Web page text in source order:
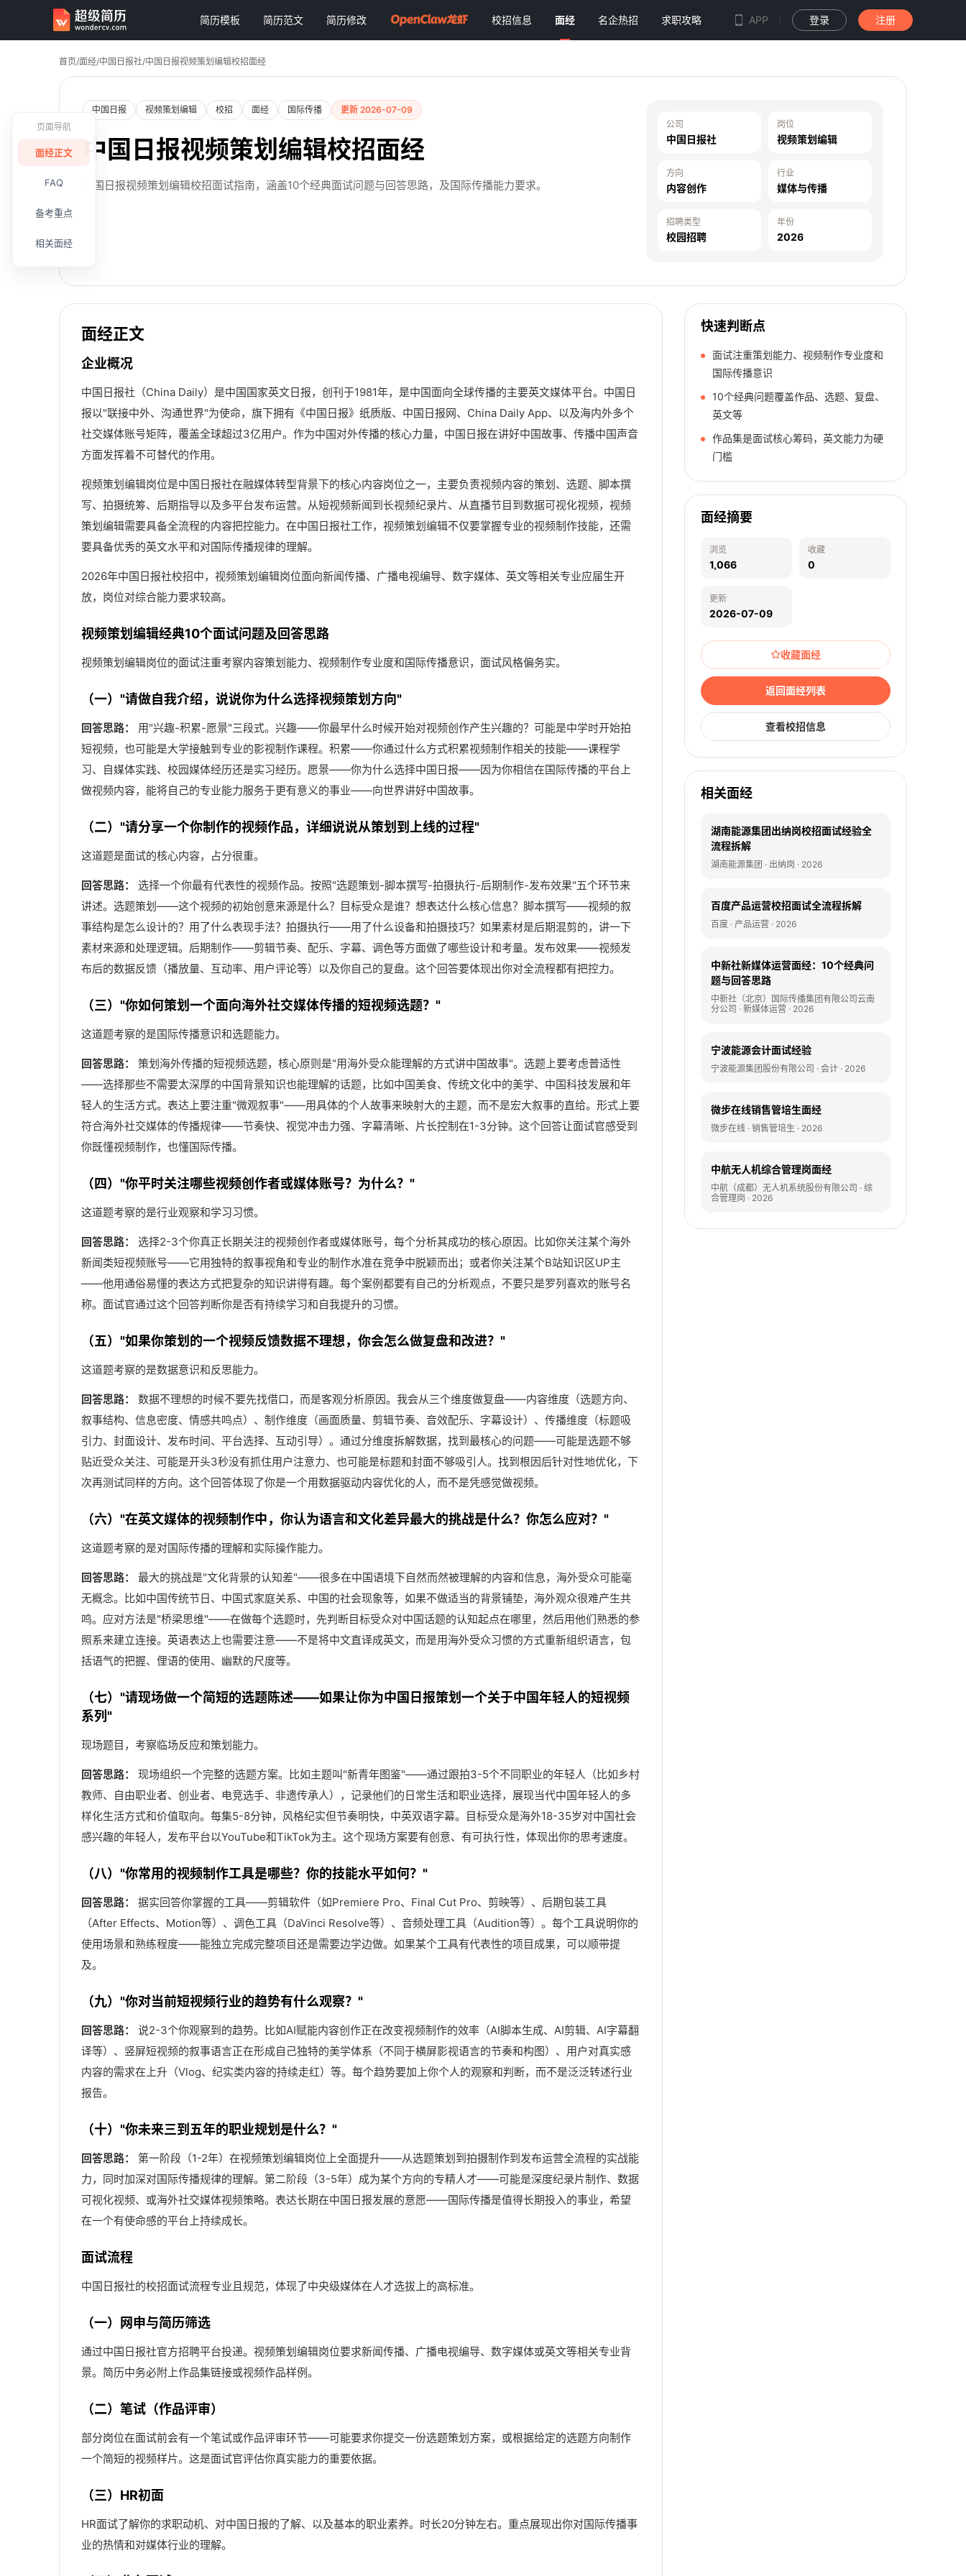
简历模板 简历范文 简历修改 校招信息 面经 名企热招 求职攻略 APP 登录 注册
页面导航
面经正文
FAQ
备考重点
相关面经
首页/面经/中国日报社/中国日报视频策划编辑校招面经
中国日报 视频策划编辑 校招 面经 国际传播 更新 2026-07-09
中国日报视频策划编辑校招面经
中国日报视频策划编辑校招面试指南，涵盖10个经典面试问题与回答思路，及国际传播能力要求。
公司
中国日报社
岗位
视频策划编辑
方向
内容创作
行业
媒体与传播
招聘类型
校园招聘
年份
2026
面经正文
企业概况
中国日报社（China Daily）是中国国家英文日报，创刊于1981年，是中国面向全球传播的主要英文媒体平台。中国日
报以"联接中外、沟通世界"为使命，旗下拥有《中国日报》纸质版、中国日报网、China Daily App、以及海内外多个
社交媒体账号矩阵，覆盖全球超过3亿用户。作为中国对外传播的核心力量，中国日报在讲好中国故事、传播中国声音
方面发挥着不可替代的作用。
视频策划编辑岗位是中国日报社在融媒体转型背景下的核心内容岗位之一，主要负责视频内容的策划、选题、脚本撰
写、拍摄统筹、后期指导以及多平台发布运营。从短视频新闻到长视频纪录片、从直播节目到数据可视化视频，视频
策划编辑需要具备全流程的内容把控能力。在中国日报社工作，视频策划编辑不仅要掌握专业的视频制作技能，还需
要具备优秀的英文水平和对国际传播规律的理解。
2026年中国日报社校招中，视频策划编辑岗位面向新闻传播、广播电视编导、数字媒体、英文等相关专业应届生开
放，岗位对综合能力要求较高。
视频策划编辑经典10个面试问题及回答思路
视频策划编辑岗位的面试注重考察内容策划能力、视频制作专业度和国际传播意识，面试风格偏务实。
（一）"请做自我介绍，说说你为什么选择视频策划方向"
回答思路：
用"兴趣-积累-愿景"三段式。兴趣——你最早什么时候开始对视频创作产生兴趣的？可能是中学时开始拍
短视频，也可能是大学接触到专业的影视制作课程。积累——你通过什么方式积累视频制作相关的技能——课程学
习、自媒体实践、校园媒体经历还是实习经历。愿景——你为什么选择中国日报——因为你相信在国际传播的平台上
做视频内容，能将自己的专业能力服务于更有意义的事业——向世界讲好中国故事。
（二）"请分享一个你制作的视频作品，详细说说从策划到上线的过程"
这道题是面试的核心内容，占分很重。
回答思路：
选择一个你最有代表性的视频作品。按照"选题策划-脚本撰写-拍摄执行-后期制作-发布效果"五个环节来
讲述。选题策划——这个视频的初始创意来源是什么？目标受众是谁？想表达什么核心信息？脚本撰写——视频的叙
事结构是怎么设计的？用了什么表现手法？拍摄执行——用了什么设备和拍摄技巧？如果素材是后期混剪的，讲一下
素材来源和处理逻辑。后期制作——剪辑节奏、配乐、字幕、调色等方面做了哪些设计和考量。发布效果——视频发
布后的数据反馈（播放量、互动率、用户评论等）以及你自己的复盘。这个回答要体现出你对全流程都有把控力。
（三）"你如何策划一个面向海外社交媒体传播的短视频选题？"
这道题考察的是国际传播意识和选题能力。
回答思路：
策划海外传播的短视频选题，核心原则是"用海外受众能理解的方式讲中国故事"。选题上要考虑普适性
——选择那些不需要太深厚的中国背景知识也能理解的话题，比如中国美食、传统文化中的美学、中国科技发展和年
轻人的生活方式。表达上要注重"微观叙事"——用具体的个人故事来映射大的主题，而不是宏大叙事的直给。形式上要
符合海外社交媒体的传播规律——节奏快、视觉冲击力强、字幕清晰、片长控制在1-3分钟。这个回答让面试官感受到
你既懂视频制作，也懂国际传播。
（四）"你平时关注哪些视频创作者或媒体账号？为什么？"
这道题考察的是行业观察和学习习惯。
回答思路：
选择2-3个你真正长期关注的视频创作者或媒体账号，每个分析其成功的核心原因。比如你关注某个海外
新闻类短视频账号——它用独特的叙事视角和专业的制作水准在竞争中脱颖而出；或者你关注某个B站知识区UP主
——他用通俗易懂的表达方式把复杂的知识讲得有趣。每个案例都要有自己的分析观点，不要只是罗列喜欢的账号名
称。面试官通过这个回答判断你是否有持续学习和自我提升的习惯。
（五）"如果你策划的一个视频反馈数据不理想，你会怎么做复盘和改进？"
这道题考察的是数据意识和反思能力。
回答思路：
数据不理想的时候不要先找借口，而是客观分析原因。我会从三个维度做复盘——内容维度（选题方向、
叙事结构、信息密度、情感共鸣点）、制作维度（画面质量、剪辑节奏、音效配乐、字幕设计）、传播维度（标题吸
引力、封面设计、发布时间、平台选择、互动引导）。通过分维度拆解数据，找到最核心的问题——可能是选题不够
贴近受众关注、可能是开头3秒没有抓住用户注意力、也可能是标题和封面不够吸引人。找到根因后针对性地优化，下
次再测试同样的方向。这个回答体现了你是一个用数据驱动内容优化的人，而不是凭感觉做视频。
（六）"在英文媒体的视频制作中，你认为语言和文化差异最大的挑战是什么？你怎么应对？"
这道题考察的是对国际传播的理解和实际操作能力。
回答思路：
最大的挑战是"文化背景的认知差"——很多在中国语境下自然而然被理解的内容和信息，海外受众可能毫
无概念。比如中国传统节日、中国式家庭关系、中国的社会现象等，如果不做适当的背景铺垫，海外观众很难产生共
鸣。应对方法是"桥梁思维"——在做每个选题时，先判断目标受众对中国话题的认知起点在哪里，然后用他们熟悉的参
照系来建立连接。英语表达上也需要注意——不是将中文直译成英文，而是用海外受众习惯的方式重新组织语言，包
括语气的把握、俚语的使用、幽默的尺度等。
（七）"请现场做一个简短的选题陈述——如果让你为中国日报策划一个关于中国年轻人的短视频
系列"
现场题目，考察临场反应和策划能力。
回答思路：
现场组织一个完整的选题方案。比如主题叫"新青年图鉴"——通过跟拍3-5个不同职业的年轻人（比如乡村
教师、自由职业者、创业者、电竞选手、非遗传承人），记录他们的日常生活和职业选择，展现当代中国年轻人的多
样化生活方式和价值取向。每集5-8分钟，风格纪实但节奏明快，中英双语字幕。目标受众是海外18-35岁对中国社会
感兴趣的年轻人，发布平台以YouTube和TikTok为主。这个现场方案要有创意、有可执行性，体现出你的思考速度。
（八）"你常用的视频制作工具是哪些？你的技能水平如何？"
回答思路：
据实回答你掌握的工具——剪辑软件（如Premiere Pro、Final Cut Pro、剪映等）、后期包装工具
（After Effects、Motion等）、调色工具（DaVinci Resolve等）、音频处理工具（Audition等）。每个工具说明你的
使用场景和熟练程度——能独立完成完整项目还是需要边学边做。如果某个工具有代表性的项目成果，可以顺带提
及。
（九）"你对当前短视频行业的趋势有什么观察？"
回答思路：
说2-3个你观察到的趋势。比如AI赋能内容创作正在改变视频制作的效率（AI脚本生成、AI剪辑、AI字幕翻
译等）、竖屏短视频的叙事语言正在形成自己独特的美学体系（不同于横屏影视语言的节奏和构图）、用户对真实感
内容的需求在上升（Vlog、纪实类内容的持续走红）等。每个趋势要加上你个人的观察和判断，而不是泛泛转述行业
报告。
（十）"你未来三到五年的职业规划是什么？"
回答思路：
第一阶段（1-2年）在视频策划编辑岗位上全面提升——从选题策划到拍摄制作到发布运营全流程的实战能
力，同时加深对国际传播规律的理解。第二阶段（3-5年）成为某个方向的专精人才——可能是深度纪录片制作、数据
可视化视频、或海外社交媒体视频策略。表达长期在中国日报发展的意愿——国际传播是值得长期投入的事业，希望
在一个有使命感的平台上持续成长。
面试流程
中国日报社的校招面试流程专业且规范，体现了中央级媒体在人才选拔上的高标准。
（一）网申与简历筛选
通过中国日报社官方招聘平台投递。视频策划编辑岗位要求新闻传播、广播电视编导、数字媒体或英文等相关专业背
景。简历中务必附上作品集链接或视频作品样例。
（二）笔试（作品评审）
部分岗位在面试前会有一个笔试或作品评审环节——可能要求你提交一份选题策划方案，或根据给定的选题方向制作
一个简短的视频样片。这是面试官评估你真实能力的重要依据。
（三）HR初面
HR面试了解你的求职动机、对中国日报的了解、以及基本的职业素养。时长20分钟左右。重点展现出你对国际传播事
业的热情和对媒体行业的理解。
快速判断点
面试注重策划能力、视频制作专业度和
国际传播意识
10个经典问题覆盖作品、选题、复盘、
英文等
作品集是面试核心筹码，英文能力为硬
门槛
面经摘要
浏览
1,066
收藏
0
更新
2026-07-09
收藏面经
返回面经列表
查看校招信息
相关面经
湖南能源集团出纳岗校招面试经验全
流程拆解
湖南能源集团 · 出纳岗 · 2026
百度产品运营校招面试全流程拆解
百度 · 产品运营 · 2026
中新社新媒体运营面经：10个经典问
题与回答思路
中新社（北京）国际传播集团有限公司云南
分公司 · 新媒体运营 · 2026
宁波能源会计面试经验
宁波能源集团股份有限公司 · 会计 · 2026
微步在线销售管培生面经
微步在线 · 销售管培生 · 2026
中航无人机综合管理岗面经
中航（成都）无人机系统股份有限公司 · 综
合管理岗 · 2026